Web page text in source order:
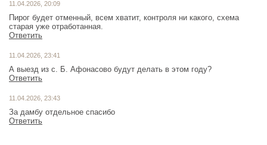
11.04.2026, 20:09
Пирог будет отменный, всем хватит, контроля ни какого, схема
старая уже отработанная.
Ответить
11.04.2026, 23:41
А выезд из с. Б. Афонасово будут делать в этом году?
Ответить
11.04.2026, 23:43
За дамбу отдельное спасибо
Ответить